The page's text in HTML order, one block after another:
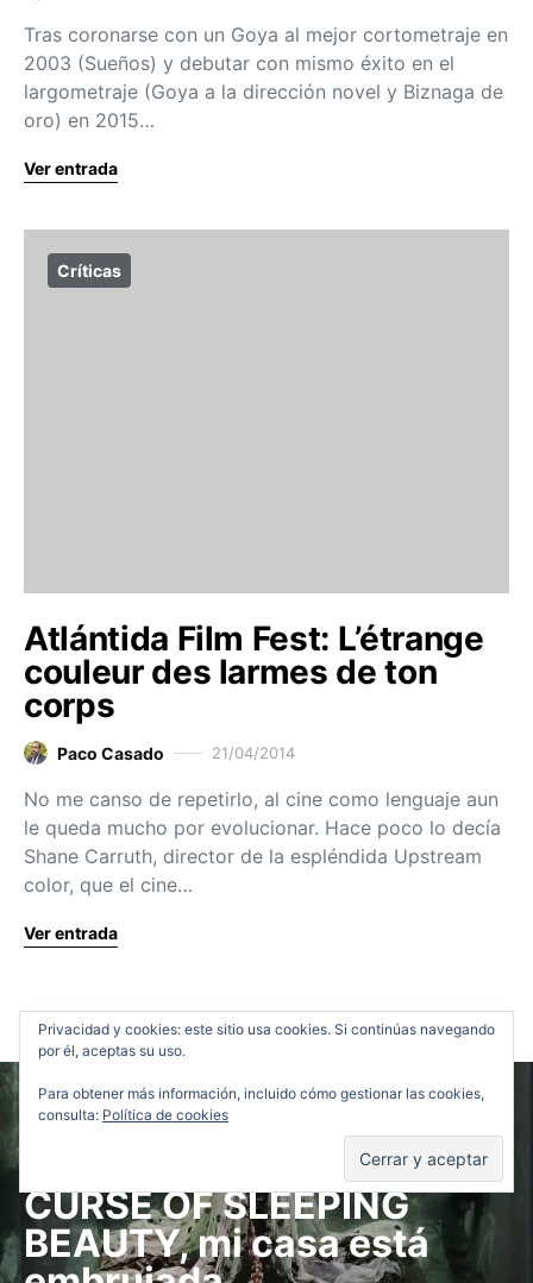
Tras coronarse con un Goya al mejor cortometraje en
2003 (Sueños) y debutar con mismo éxito en el
largometraje (Goya a la dirección novel y Biznaga de
oro) en 2015…
Ver entrada
Críticas
Atlántida Film Fest: L’étrange
couleur des larmes de ton
corps
Paco Casado 21/04/2014
No me canso de repetirlo, al cine como lenguaje aun
le queda mucho por evolucionar. Hace poco lo decía
Shane Carruth, director de la espléndida Upstream
color, que el cine…
Ver entrada
Críticas Festivales y Premios
Nocturna Film Fest: THE
CURSE OF SLEEPING
BEAUTY, mi casa está
Privacidad y cookies: este sitio usa cookies. Si continúas navegando
por él, aceptas su uso.
Para obtener más información, incluido cómo gestionar las cookies,
consulta: Política de cookies